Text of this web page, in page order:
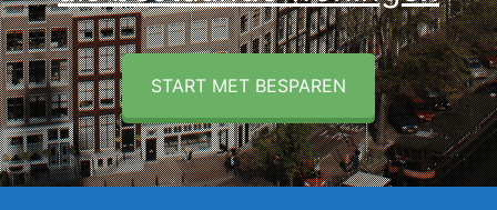
START MET BESPAREN